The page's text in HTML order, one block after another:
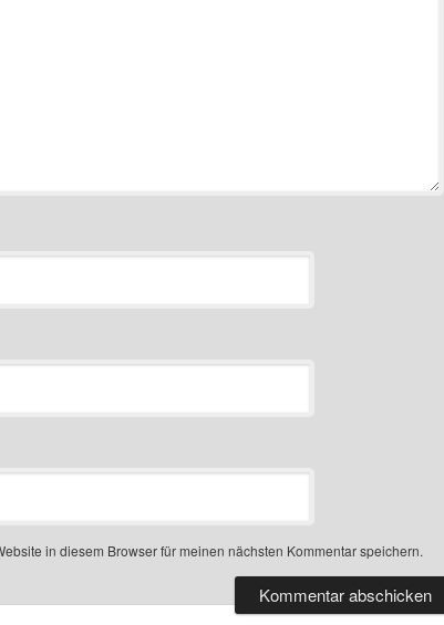
in diesem Browser für meinen nächsten Kommentar speichern.